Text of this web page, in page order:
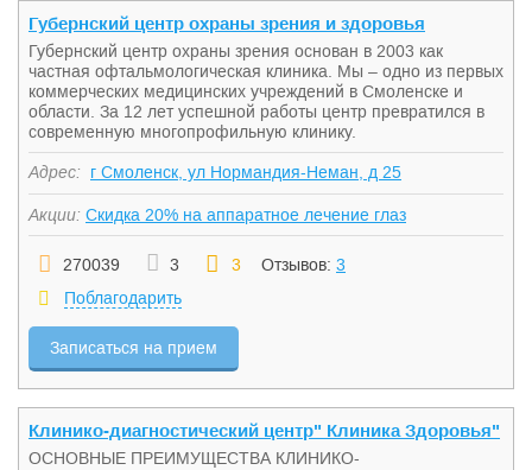
Губернский центр охраны зрения и здоровья
Губернский центр охраны зрения основан в 2003 как
частная офтальмологическая клиника. Мы – одно из первых
коммерческих медицинских учреждений в Смоленске и
области. За 12 лет успешной работы центр превратился в
современную многопрофильную клинику.
Адрес: г Смоленск, ул Нормандия-Неман, д 25
Акции: Скидка 20% на аппаратное лечение глаз
270039 3 3 Отзывов: 3
Поблагодарить
Записаться на прием
Клинико-диагностический центр" Клиника Здоровья"
ОСНОВНЫЕ ПРЕИМУЩЕСТВА КЛИНИКО-